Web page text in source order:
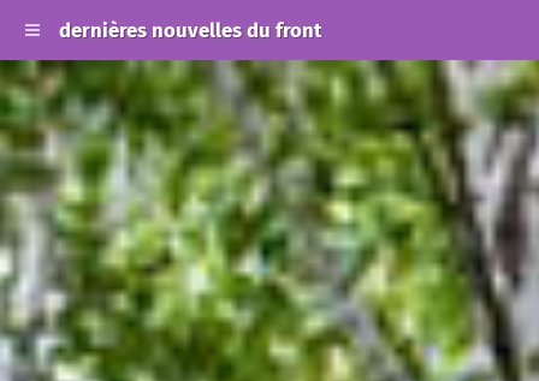
dernières nouvelles du front